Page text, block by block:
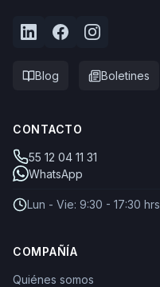
Blog Boletines
CONTACTO
55 12 04 11 31
WhatsApp
Lun - Vie: 9:30 - 17:30 hrs
COMPAÑÍA
Quiénes somos